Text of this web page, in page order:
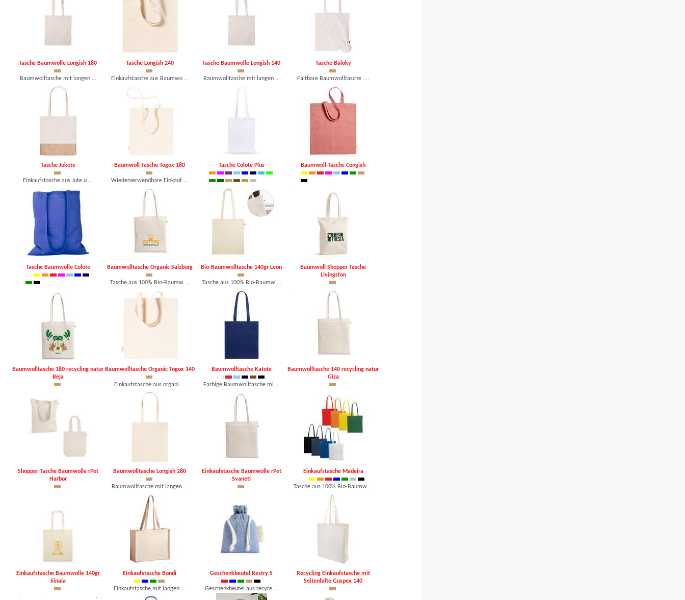
Tasche Baumwolle Longish 180
Baumwolltasche mit langen ...
ab 0,77 €, mind. 250 Stk.
Tasche Longish 240
Einkaufstasche aus Baumwo ...
Tasche Baumwolle Longish 140
Baumwolltasche mit langen ...
ab 0,62 €, mind. 250 Stk.
Tasche Baloky
Faltbare Baumwolltasche. ...
ab 1,08 €, mind. 100 Stk.
Tasche Jukote
Einkaufstasche aus Jute u ...
Baumwoll-Tasche Togox 180
Wiederverwendbare Einkauf ...
ab 1,18 €, mind. 100 Stk.
Tasche Colote Plus
Farbige Einkaufstasche mi ...
ab 0,81 €, mind. 250 Stk.
Baumwoll-Tasche Congish
Wiederverwendbare Einkauf ...
ab 0,74 €, mind. 250 Stk.
Tasche Baumwolle Colote
ab 0,79 €, mind. 250 Stk.
Baumwolltasche Organic Salzburg
Tasche aus 100% Bio-Baumw ...
ab 1,11 €, mind. 100 Stk.
Bio-Baumwolltasche 140gr Leon
Tasche aus 100% Bio-Baumw ...
ab 0,79 €, mind. 250 Stk.
Baumwoll Shopper Tasche
Livingston
Tasche aus 100 % Baumwoll ...
ab 1,38 €, mind. 100 Stk.
Baumwolltasche 180 recycling natur
Beja
ab 0,81 €, mind. 250 Stk.
Baumwolltasche Organic Togox 140
Einkaufstasche aus organi ...
ab 0,89 €, mind. 250 Stk.
Baumwolltasche Katote
Farbige Baumwolltasche mi ...
Baumwolltasche 140 recycling natur
Giza
ab 0,70 €, mind. 250 Stk.
Shopper Tasche Baumwolle rPet
Harbor
Baumwolltasche Longish 280
Baumwolltasche mit langen ...
ab 1,19 €, mind. 100 Stk.
Einkaufstasche Baumwolle rPet
Svaneti
Einkaufstasche Madeira
Tasche aus 100% Bio-Baumw ...
ab 1,10 €, mind. 100 Stk.
Einkaufstasche Baumwolle 140gr
Sinaia
Tasche aus 100% Baumwolle ...
Einkaufstasche Bondi
Einkaufstasche mit langen ...
ab 2,67 €, mind. 50 Stk.
Geschenkbeutel Restry S
Geschenkbeutel aus recyce ...
ab 0,49 €, mind. 250 Stk.
Recycling Einkaufstasche mit
Seitenfalte Guspex 140
Einkaufstasche mit Seiten ...